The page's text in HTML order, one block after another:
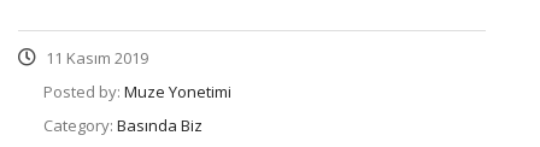
11 Kasım 2019
Posted by: Muze Yonetimi
Category: Basında Biz